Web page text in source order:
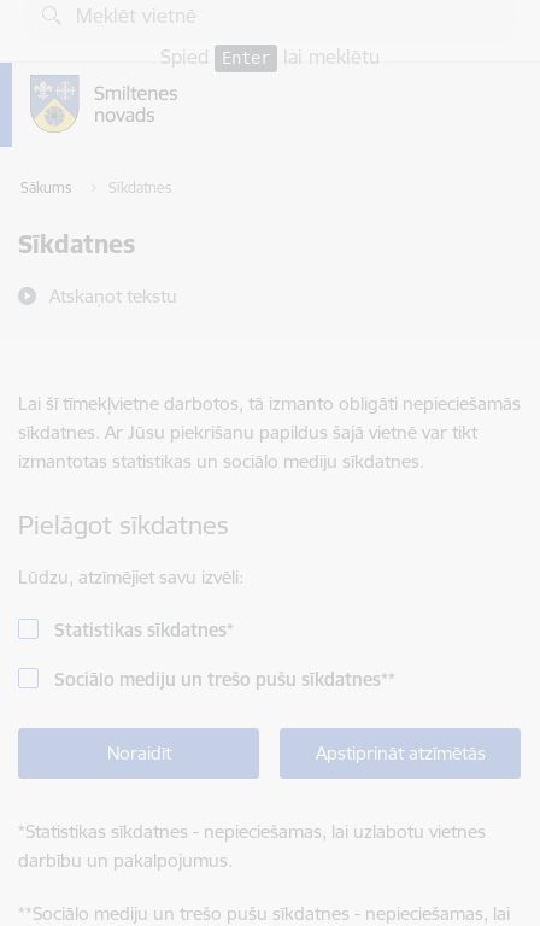
Pāriet uz lapas saturu
Spied
Enter lai meklētu
Sākums Sīkdatnes
Sīkdatnes
Atskaņot tekstu
Lai šī tīmekļvietne darbotos, tā izmanto obligāti nepieciešamās
sīkdatnes. Ar Jūsu piekrišanu papildus šajā vietnē var tikt
izmantotas statistikas un sociālo mediju sīkdatnes.
Pielāgot sīkdatnes
Lūdzu, atzīmējiet savu izvēli:
Statistikas sīkdatnes*
Sociālo mediju un trešo pušu sīkdatnes**
Noraidīt Apstiprināt atzīmētās
*Statistikas sīkdatnes - nepieciešamas, lai uzlabotu vietnes
darbību un pakalpojumus.
**Sociālo mediju un trešo pušu sīkdatnes - nepieciešamas, lai